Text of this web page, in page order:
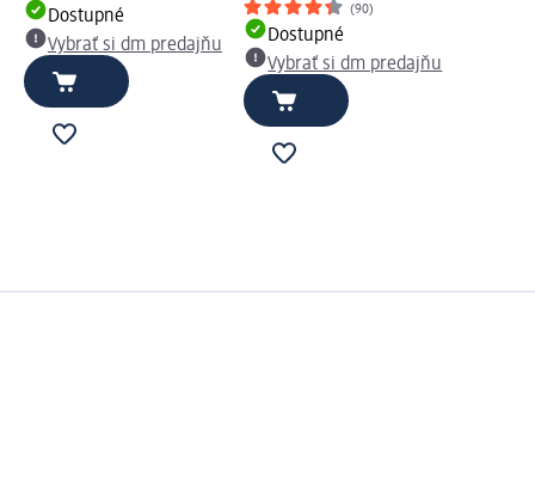
Dostupné
Vybrať si dm predajňu
(90)
Dostupné
Vybrať si dm predajňu